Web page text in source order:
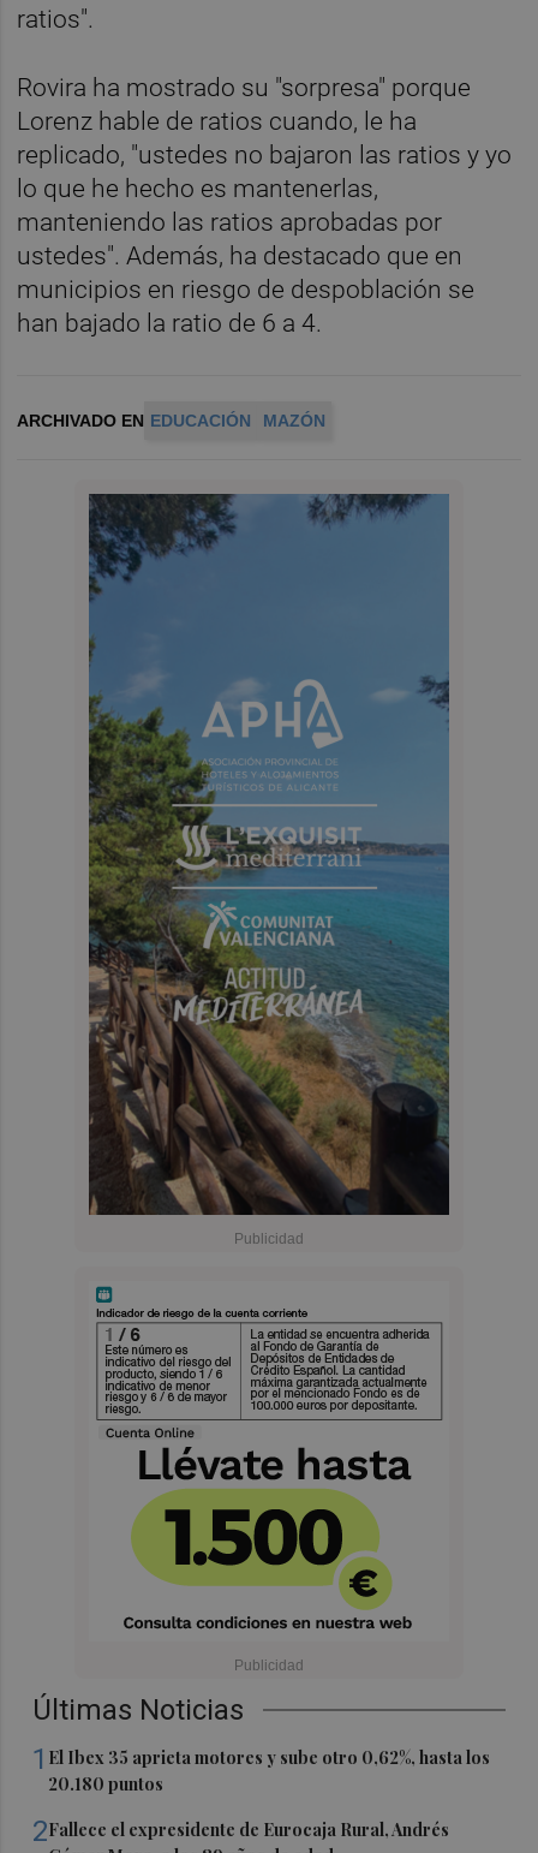
Últimas Noticias
1 El Ibex 35 aprieta motores y sube otro 0,62%, hasta los
20.180 puntos
2Fallece el expresidente de Eurocaja Rural, Andrés
ratios".
Rovira ha mostrado su "sorpresa" porque
Lorenz hable de ratios cuando, le ha
replicado, "ustedes no bajaron las ratios y yo
lo que he hecho es mantenerlas,
manteniendo las ratios aprobadas por
ustedes". Además, ha destacado que en
municipios en riesgo de despoblación se
han bajado la ratio de 6 a 4.
ARCHIVADO EN EDUCACIÓN MAZÓN